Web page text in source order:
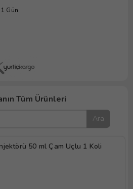
1 Gün
Tüm Ürünleri
50 ml Çam Uçlu 1 Koli